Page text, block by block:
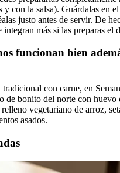
y con la salsa). Guárdalas en
justo antes de servir. De
integran más si las preparas el
funcionan bien
con carne, en
de bonito del norte con huevo
vegetariano de arroz,
asados.